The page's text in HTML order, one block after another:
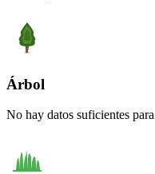
Árbol
No hay datos suficientes